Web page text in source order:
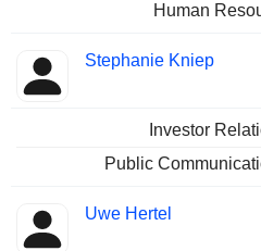
Human
Stephanie Kniep
Investor
Public
Uwe Hertel